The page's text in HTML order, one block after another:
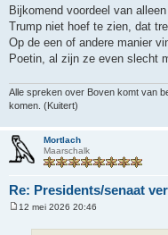
c
h
t
Bijkomend voordeel van
Trump niet hoef te zien, dat
Op de een of andere manier
Poetin, al zijn ze even slecht
Alle spreken over Boven komt van
komen. (Kuitert)
Mortlach
Maarschalk
Re: Presidents/senaat
12 mei 2026 20:46